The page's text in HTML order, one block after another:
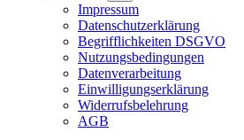
Impressum
Datenschutzerklärung
Begrifflichkeiten DSGVO
Nutzungsbedingungen
Datenverarbeitung
Einwilligungserklärung
Widerrufsbelehrung
AGB